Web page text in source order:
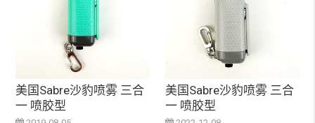
美国Sabre沙豹喷雾 三合
一 喷胶型
美国Sabre沙豹喷雾 三合
一 喷胶型